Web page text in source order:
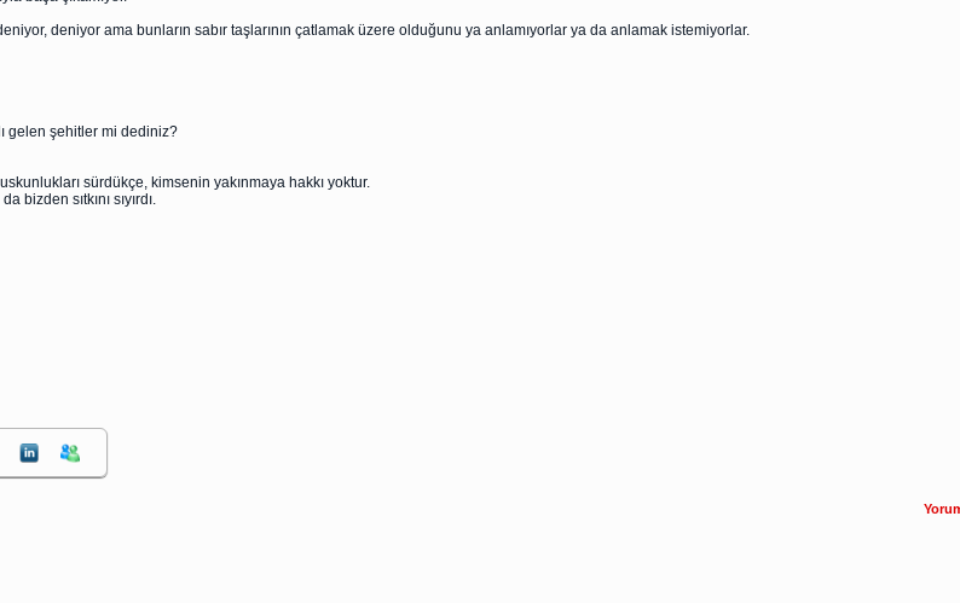
deniyor ama bunların sabır taşlarının çatlamak üzere olduğunu ya anlamıyorlar ya da anlamak istemiyorlar.
gelen şehitler mi dediniz?
sürdükçe, kimsenin yakınmaya hakkı yoktur.
bizden sıtkını sıyırdı.